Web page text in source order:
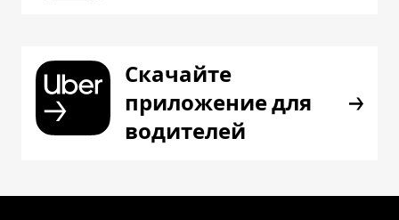
Скачайте
приложение для
водителей